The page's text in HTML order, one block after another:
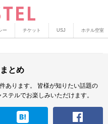
ー チケット USJ ホテル空室
とめ
あります。
皆様が知りたい話題の
テルでお楽しみいただけます。